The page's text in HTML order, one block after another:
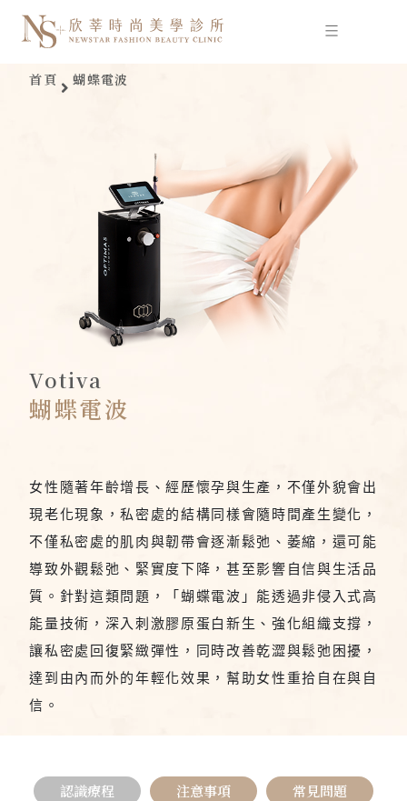
首頁 蝴蝶電波
Votiva
蝴蝶電波
女性隨著年齡增長、經歷懷孕與生產，不僅外貌會出
現老化現象，私密處的結構同樣會隨時間產生變化，
不僅私密處的肌肉與韌帶會逐漸鬆弛、萎縮，還可能
導致外觀鬆弛、緊實度下降，甚至影響自信與生活品
質。針對這類問題，「蝴蝶電波」能透過非侵入式高
能量技術，深入刺激膠原蛋白新生、強化組織支撐，
讓私密處回復緊緻彈性，同時改善乾澀與鬆弛困擾，
達到由內而外的年輕化效果，幫助女性重拾自在與自
信。
認識療程 注意事項 常見問題